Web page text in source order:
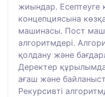
жиындар. Есептеуге
концепциясына
машинасы. Пост
алгоритмдері.
қолдану және
Деректер
ағаш және
Рекурсивті